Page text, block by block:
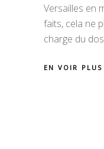
Versailles en
faits, cela ne
charge du
EN VOIR PLUS